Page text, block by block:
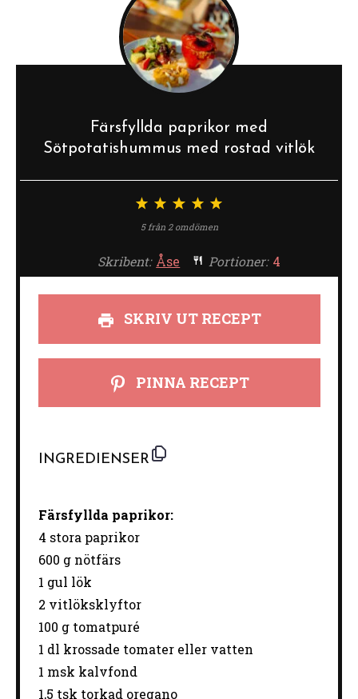
Färsfyllda paprikor med
Sötpotatishummus med rostad vitlök
5
4
stjärnor
3
stjärnor
2
stjärnor
1
stjärna
5från 2omdömen
Skribent: Åse Portioner: 4
SKRIV UT RECEPT
PINNA RECEPT
INGREDIENSER
Färsfyllda paprikor:
4 stora paprikor
600 g nötfärs
1 gul lök
2 vitlöksklyftor
100 g tomatpuré
1 dl krossade tomater eller vatten
1 msk kalvfond
1,5 tsk torkad oregano